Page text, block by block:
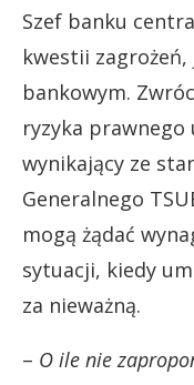
Szef banku
kwestii
bankowym.
ryzyka
wynikający ze
Generalnego
mogą żądać
sytuacji, kiedy
za nieważną.
– O ile nie